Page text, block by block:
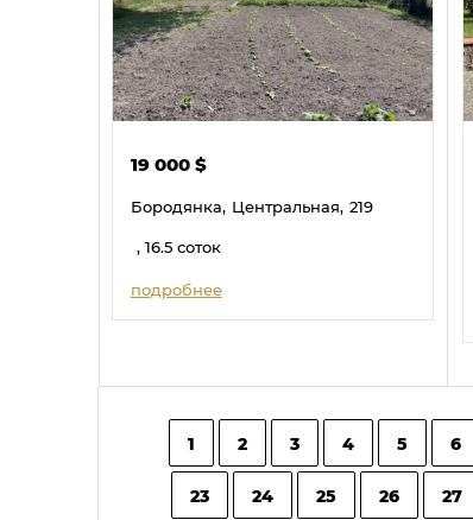
19 000 $
Бородянка, Центральная, 219
, 16.5 соток
подробнее
1 2 3 4 5 6
23 24 25 26 27